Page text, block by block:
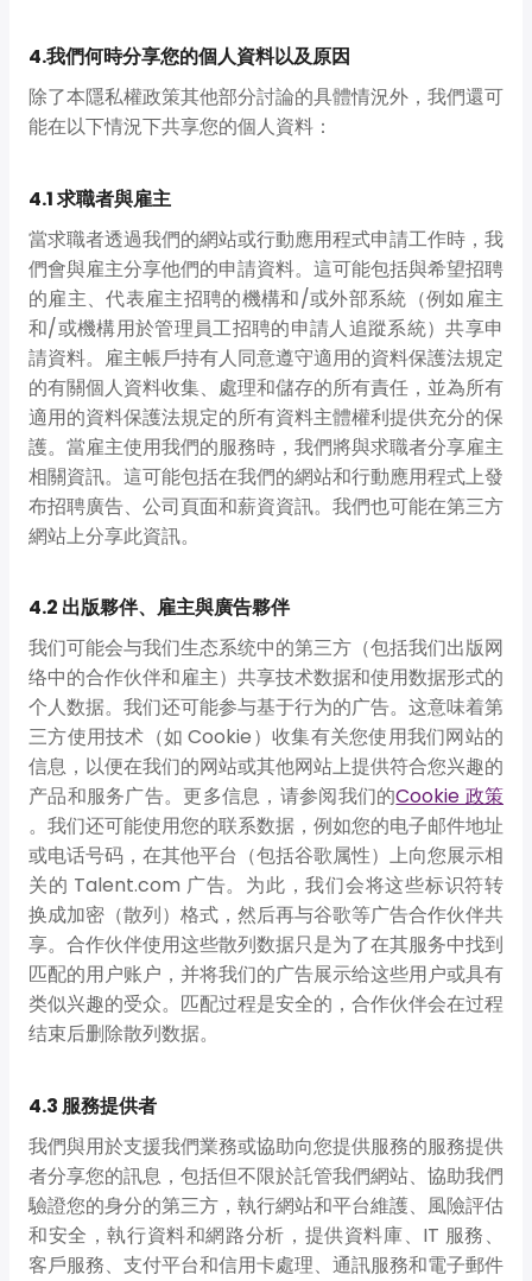
4.我們何時分享您的個人資料以及原因
除了本隱私權政策其他部分討論的具體情況外，我們還可
能在以下情況下共享您的個人資料：
4.1 求職者與雇主
當求職者透過我們的網站或行動應用程式申請工作時，我
們會與雇主分享他們的申請資料。這可能包括與希望招聘
的雇主、代表雇主招聘的機構和/或外部系統（例如雇主
和/或機構用於管理員工招聘的申請人追蹤系統）共享申
請資料。雇主帳戶持有人同意遵守適用的資料保護法規定
的有關個人資料收集、處理和儲存的所有責任，並為所有
適用的資料保護法規定的所有資料主體權利提供充分的保
護。當雇主使用我們的服務時，我們將與求職者分享雇主
相關資訊。這可能包括在我們的網站和行動應用程式上發
布招聘廣告、公司頁面和薪資資訊。我們也可能在第三方
網站上分享此資訊。
4.2 出版夥伴、雇主與廣告夥伴
我们可能会与我们生态系统中的第三方（包括我们出版网
络中的合作伙伴和雇主）共享技术数据和使用数据形式的
个人数据。我们还可能参与基于行为的广告。这意味着第
三方使用技术（如 Cookie）收集有关您使用我们网站的
信息，以便在我们的网站或其他网站上提供符合您兴趣的
产品和服务广告。更多信息，请参阅我们的Cookie 政策
。我们还可能使用您的联系数据，例如您的电子邮件地址
或电话号码，在其他平台（包括谷歌属性）上向您展示相
关的 Talent.com 广告。为此，我们会将这些标识符转
换成加密（散列）格式，然后再与谷歌等广告合作伙伴共
享。合作伙伴使用这些散列数据只是为了在其服务中找到
匹配的用户账户，并将我们的广告展示给这些用户或具有
类似兴趣的受众。匹配过程是安全的，合作伙伴会在过程
结束后删除散列数据。
4.3 服務提供者
我們與用於支援我們業務或協助向您提供服務的服務提供
者分享您的訊息，包括但不限於託管我們網站、協助我們
驗證您的身分的第三方，執行網站和平台維護、風險評估
和安全，執行資料和網路分析，提供資料庫、IT 服務、
客戶服務、支付平台和信用卡處理、通訊服務和電子郵件